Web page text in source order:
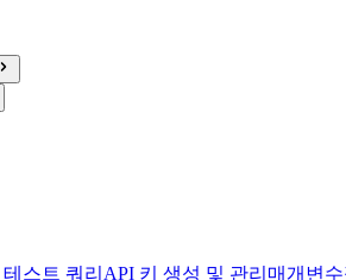
스트 쿼리 API 키 생성 및 관리 매개변수